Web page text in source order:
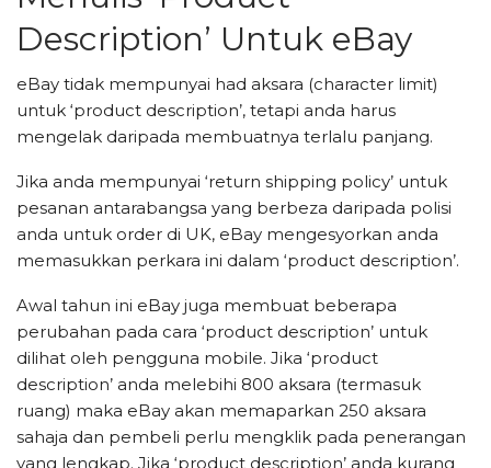
Description’ Untuk eBay
eBay tidak mempunyai had aksara (character limit)
untuk ‘product description’, tetapi anda harus
mengelak daripada membuatnya terlalu panjang.
Jika anda mempunyai ‘return shipping policy’ untuk
pesanan antarabangsa yang berbeza daripada polisi
anda untuk order di UK, eBay mengesyorkan anda
memasukkan perkara ini dalam ‘product description’.
Awal tahun ini eBay juga membuat beberapa
perubahan pada cara ‘product description’ untuk
dilihat oleh pengguna mobile. Jika ‘product
description’ anda melebihi 800 aksara (termasuk
ruang) maka eBay akan memaparkan 250 aksara
sahaja dan pembeli perlu mengklik pada penerangan
yang lengkap. Jika ‘product description’ anda kurang